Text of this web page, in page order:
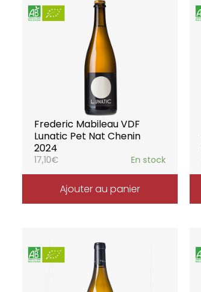
Frederic Mabileau VDF
Lunatic Pet Nat Chenin
2024
17,10€ En stock
Ajouter au panier